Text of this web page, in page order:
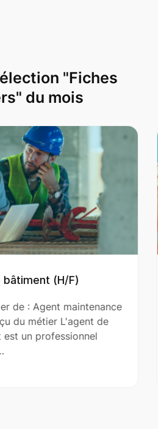
"Fiches
du mois
Aide Couvreur (H/F)
Qu' est-ce que le métier de :
(H/F) ? Aperçu du métier L'aide
le couvreur principal dans